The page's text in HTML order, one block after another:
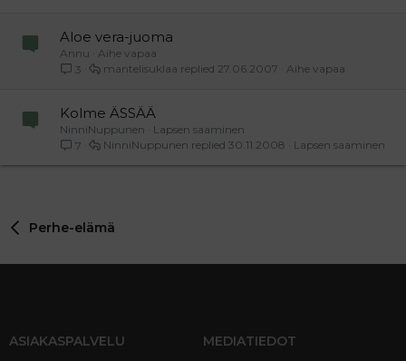
Aloe vera-juoma
Annu
Aihe vapaa
3
Aihe vapaa
27.06.2007
mantelisuklaa
Kolme ÄSSÄÄ
NinniNuppunen
Lapsen saaminen
7
Lapsen saaminen
30.11.2008
NinniNuppunen
Perhe-elämä
ASIAKASPALVELU MEDIATIEDOT